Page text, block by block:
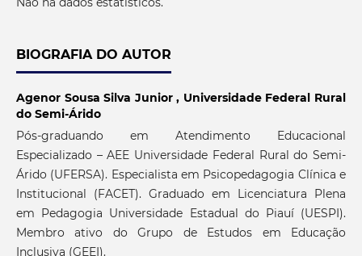
BIOGRAFIA DO AUTOR
Agenor Sousa Silva Junior , Universidade Federal Rural
do Semi-Árido
Pós-graduando em Atendimento Educacional
Especializado – AEE Universidade Federal Rural do Semi-
Árido (UFERSA). Especialista em Psicopedagogia Clínica e
Institucional (FACET). Graduado em Licenciatura Plena
em Pedagogia Universidade Estadual do Piauí (UESPI).
Membro ativo do Grupo de Estudos em Educação
Inclusiva (GEEI).